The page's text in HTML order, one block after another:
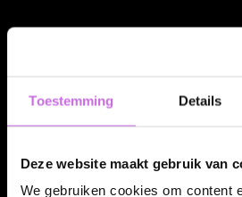
Toestemming Details
Deze website maakt gebruik van
We gebruiken cookies om content
Verbeterde